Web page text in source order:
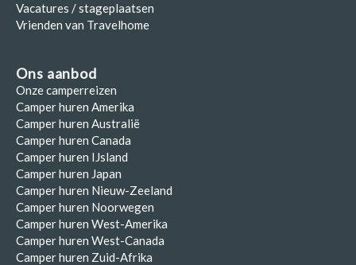
Vacatures / stageplaatsen
Vrienden van Travelhome
Ons aanbod
Onze camperreizen
Camper huren Amerika
Camper huren Australië
Camper huren Canada
Camper huren IJsland
Camper huren Japan
Camper huren Nieuw-Zeeland
Camper huren Noorwegen
Camper huren West-Amerika
Camper huren West-Canada
Camper huren Zuid-Afrika